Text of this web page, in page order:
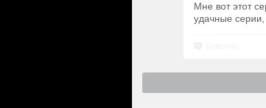
Мне вот этот
удачные